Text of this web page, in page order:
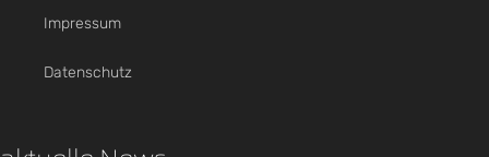
Impressum
Datenschutz